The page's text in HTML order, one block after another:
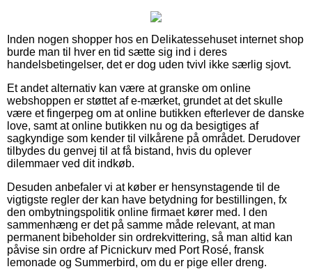
Inden nogen shopper hos en Delikatessehuset internet shop
burde man til hver en tid sætte sig ind i deres
handelsbetingelser, det er dog uden tvivl ikke særlig sjovt.
Et andet alternativ kan være at granske om online
webshoppen er støttet af e-mærket, grundet at det skulle
være et fingerpeg om at online butikken efterlever de danske
love, samt at online butikken nu og da besigtiges af
sagkyndige som kender til vilkårene på området. Derudover
tilbydes du genvej til at få bistand, hvis du oplever
dilemmaer ved dit indkøb.
Desuden anbefaler vi at køber er hensynstagende til de
vigtigste regler der kan have betydning for bestillingen, fx
den ombytningspolitik online firmaet kører med. I den
sammenhæng er det på samme måde relevant, at man
permanent bibeholder sin ordrekvittering, så man altid kan
påvise sin ordre af Picnickurv med Port Rosé, fransk
lemonade og Summerbird, om du er pige eller dreng.